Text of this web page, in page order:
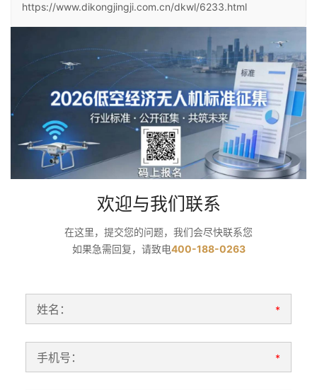
https://www.dikongjingji.com.cn/dkwl/6233.html
欢迎与我们联系
在这里，提交您的问题，我们会尽快联系您
如果急需回复，请致电400-188-0263
姓名： *
手机号： *